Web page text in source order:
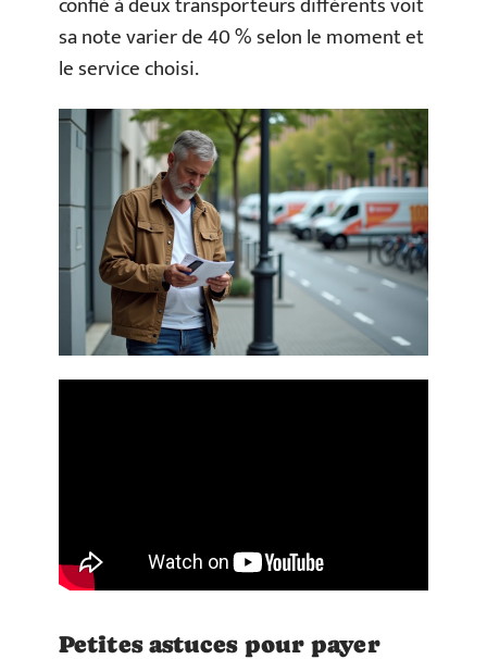
sa note varier de 40 % selon le moment et
le service choisi.
Petites astuces pour payer